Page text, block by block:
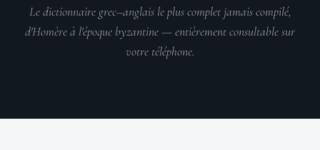
Le dictionnaire grec–anglais le plus complet jamais compilé,
d'Homère à l'époque byzantine — entièrement consultable sur
votre téléphone.